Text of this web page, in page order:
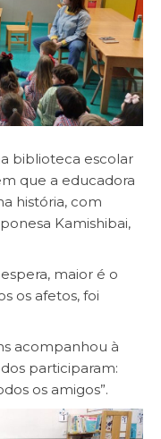
biblioteca escolar
que a educadora
história, com
Kamishibai,
maior é o
os afetos, foi
acompanhou à
participaram:
os amigos”.